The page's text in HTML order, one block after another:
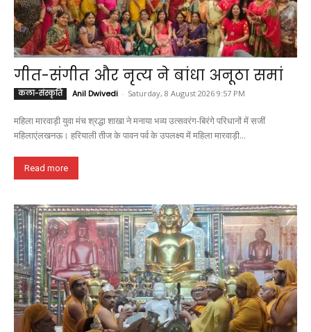
गीत-संगीत और नृत्य ने बांधा अनूठा समां
कला-संस्कृति Anil Dwivedi - Saturday, 8 August 2026 9:57 PM
महिला मारवाड़ी युवा मंच श्रद्धा शाखा ने मनाया भव्य उत्सवरंग-बिरंगे परिधानों में सजीं
महिलाएंलखनऊ। हरियाली तीज के पावन पर्व के उपलक्ष्य में महिला मारवाड़ी...
Read more